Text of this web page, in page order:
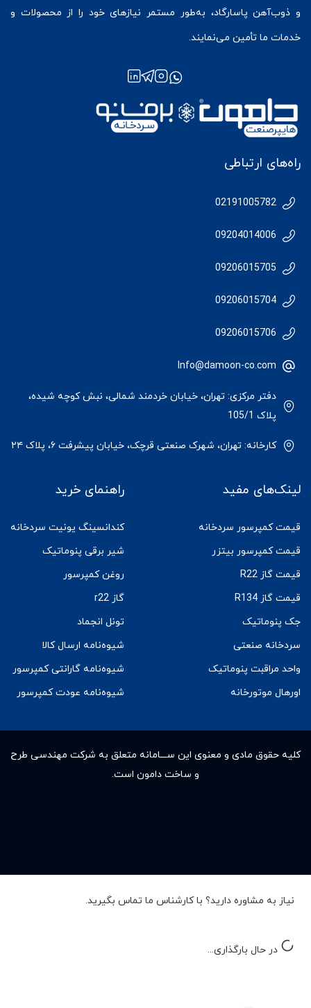
و ذوب‌آهن پاسارگاد، به‌طور مستمر نیازهای خود را از محصولات و
خدمات ما تأمین می‌نمایند.
راه‌های ارتباطی
02191005782
09204014006
09206015705
09206015704
09206015706
Info@damoon-co.com
دفتر مرکزی: تهران، خیابان خردمند شمالی، نبش کوچه شیده،
پلاک 105/1
کارخانه: تهران، شهرک صنعتی قرچک، خیابان پیشرفت ۶، پلاک ۲۴
لینک‌های مفید
قیمت کمپرسور سردخانه
قیمت کمپرسور بیتزر
قیمت گاز R22
قیمت گاز R134
جک پنوماتیک
سردخانه صنعتی
واحد مراقبت پنوماتیک
اورهال موتورخانه
راهنمای خرید
کندانسینگ یونیت سردخانه
شیر برقی پنوماتیک
روغن کمپرسور
گاز r22
تونل انجماد
شیوه‌نامه ارسال کالا
شیوه‌نامه گارانتی کمپرسور
شیوه‌نامه عودت کمپرسور
کلیه حقوق مادى و معنوى این ســـامانه متعلق به شرکت مهندسی طرح
و ساخت دامون است.
نیاز به مشاوره دارید؟ با کارشناس ما تماس بگیرید.
در حال بارگذاری...